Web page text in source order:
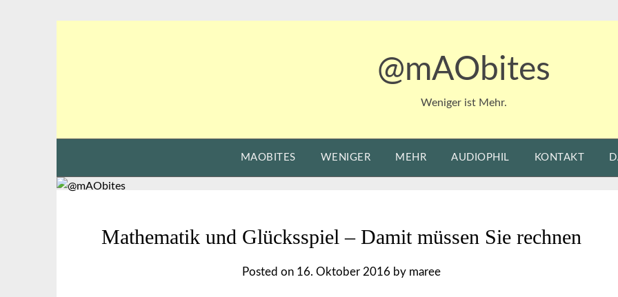
@mAObites
Weniger ist Mehr.
MAOBITES WENIGER MEHR AUDIOPHIL KONTAKT
Mathematik und Glücksspiel – Damit müssen Sie rechnen
Posted on 16. Oktober 2016 by maree